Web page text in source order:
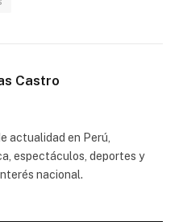
Castro
actualidad en Perú,
espectáculos, deportes y
nacional.